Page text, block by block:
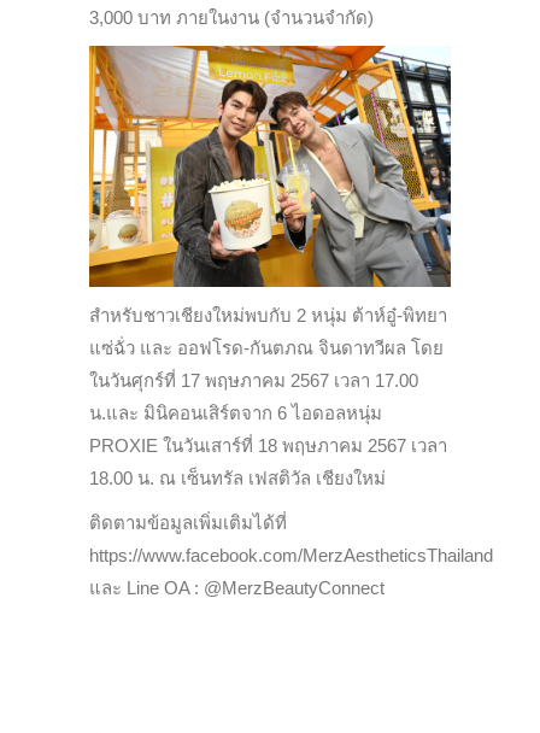
3,000 บาท ภายในงาน (จำนวนจำกัด)
สำหรับชาวเชียงใหม่พบกับ 2 หนุ่ม ต้าห์อู๋-พิทยา
แซ่ฉั่ว และ ออฟโรด-กันตภณ จินดาทวีผล โดย
ในวันศุกร์ที่ 17 พฤษภาคม 2567 เวลา 17.00
น.และ มินิคอนเสิร์ตจาก 6 ไอดอลหนุ่ม
PROXIE ในวันเสาร์ที่ 18 พฤษภาคม 2567 เวลา
18.00 น. ณ เซ็นทรัล เฟสติวัล เชียงใหม่
ติดตามข้อมูลเพิ่มเติมได้ที่
https://www.facebook.com/MerzAestheticsThailand
และ Line OA : @MerzBeautyConnect